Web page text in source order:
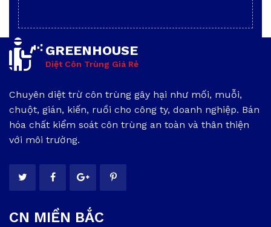
GREENHOUSE
Diệt Côn Trùng Giá Rẻ
Chuyên diệt trừ côn trùng gây hại như mối, muỗi,
chuột, gián, kiến, ruồi cho công ty, doanh nghiệp. Bán
hóa chất kiểm soát côn trùng an toàn và thân thiện
với môi trường.
CN MIỀN BẮC